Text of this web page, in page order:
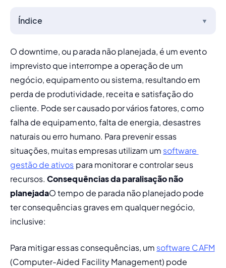
Índice ▼
O downtime, ou parada não planejada, é um evento
imprevisto que interrompe a operação de um
negócio, equipamento ou sistema, resultando em
perda de produtividade, receita e satisfação do
cliente. Pode ser causado por vários fatores, como
falha de equipamento, falta de energia, desastres
naturais ou erro humano. Para prevenir essas
situações, muitas empresas utilizam um software
gestão de ativos para monitorar e controlar seus
recursos. Consequências da paralisação não
planejadaO tempo de parada não planejado pode
ter consequências graves em qualquer negócio,
inclusive:
Para mitigar essas consequências, um software CAFM
(Computer-Aided Facility Management) pode